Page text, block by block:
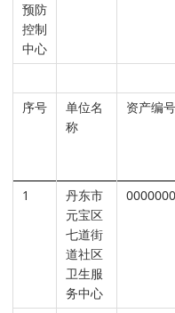
预防
控制
中心
序号
单位名
称
资产编号
1
丹东市
元宝区
七道街
道社区
卫生服
务中心